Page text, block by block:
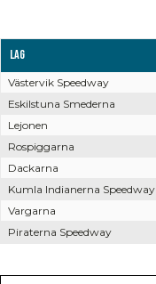
Lag
Västervik Speedway
Eskilstuna Smederna
Lejonen
Rospiggarna
Dackarna
Kumla Indianerna Speedway
Vargarna
Piraterna Speedway